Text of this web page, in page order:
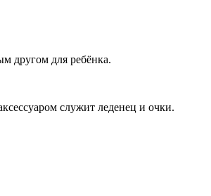
другом для ребёнка.
служит леденец и очки.